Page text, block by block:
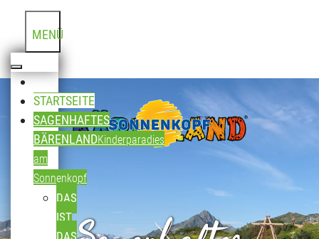
MENÜ
STARTSEITE
SAGENHAFTES
BÄRENLANDKinderparadies
am
Sonnenkopf
DAS
IST
DAS